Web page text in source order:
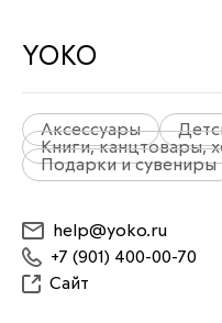
YOKO
Аксессуары
Книги, канцтовары,
Подарки и сувениры
help@yoko.ru
+7 (901) 400-00-70
Сайт